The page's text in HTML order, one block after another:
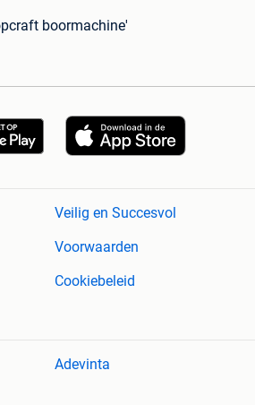
boormachine'
Veilig en Succesvol
Voorwaarden
Cookiebeleid
Adevinta